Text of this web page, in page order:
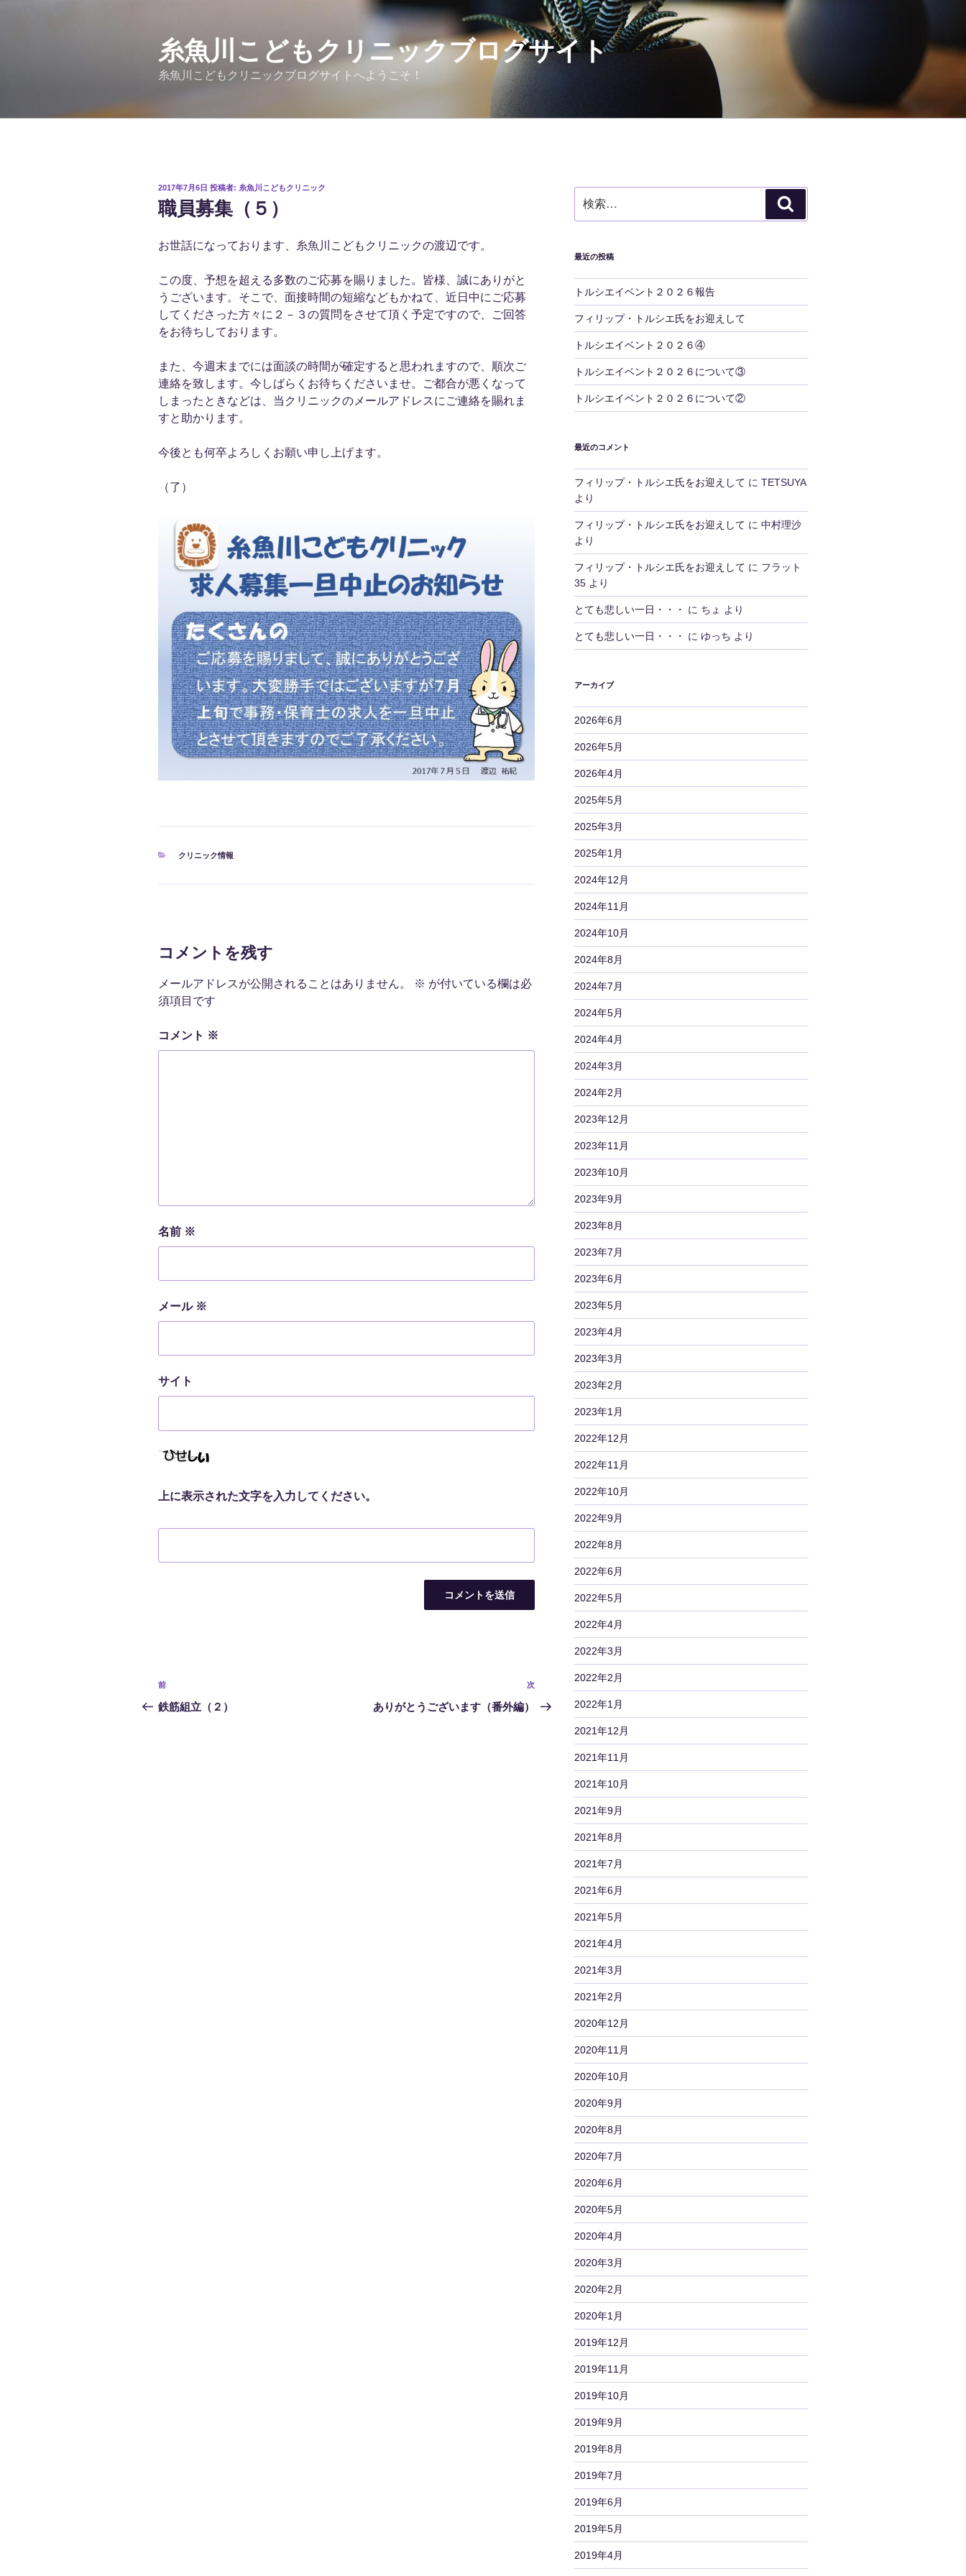
糸魚川こどもクリニックブログサイト
糸魚川こどもクリニックブログサイトへようこそ！
投
稿
日:
2017年7月6日 投稿者: 糸魚川こどもクリニック
職員募集（５）
お世話になっております、糸魚川こどもクリニックの渡辺です。
この度、予想を超える多数のご応募を賜りました。皆様、誠にありがと
うございます。そこで、面接時間の短縮などもかねて、近日中にご応募
してくださった方々に２－３の質問をさせて頂く予定ですので、ご回答
をお待ちしております。
また、今週末までには面談の時間が確定すると思われますので、順次ご
連絡を致します。今しばらくお待ちくださいませ。ご都合が悪くなって
しまったときなどは、当クリニックのメールアドレスにご連絡を賜れま
すと助かります。
今後とも何卒よろしくお願い申し上げます。
（了）
カ
クリニック情報
コメントを残す
メールアドレスが公開されることはありません。 ※ が付いている欄は必
須項目です
コメント ※
名前 ※
メール ※
サイト
上に表示された文字を入力してください。
投
稿
前
の
前
鉄筋組立（２）
次
の
次
ありがとうございます（番外編）
索:
索
最近の投稿
トルシエイベント２０２６報告
フィリップ・トルシエ氏をお迎えして
トルシエイベント２０２６④
トルシエイベント２０２６について③
トルシエイベント２０２６について②
最近のコメント
フィリップ・トルシエ氏をお迎えして に TETSUYA
より
フィリップ・トルシエ氏をお迎えして に 中村理沙
より
フィリップ・トルシエ氏をお迎えして に フラット
35より
とても悲しい一日・・・ に ちょ より
とても悲しい一日・・・ に ゆっち より
アーカイブ
2026年6月
2026年5月
2026年4月
2025年5月
2025年3月
2025年1月
2024年12月
2024年11月
2024年10月
2024年8月
2024年7月
2024年5月
2024年4月
2024年3月
2024年2月
2023年12月
2023年11月
2023年10月
2023年9月
2023年8月
2023年7月
2023年6月
2023年5月
2023年4月
2023年3月
2023年2月
2023年1月
2022年12月
2022年11月
2022年10月
2022年9月
2022年8月
2022年6月
2022年5月
2022年4月
2022年3月
2022年2月
2022年1月
2021年12月
2021年11月
2021年10月
2021年9月
2021年8月
2021年7月
2021年6月
2021年5月
2021年4月
2021年3月
2021年2月
2020年12月
2020年11月
2020年10月
2020年9月
2020年8月
2020年7月
2020年6月
2020年5月
2020年4月
2020年3月
2020年2月
2020年1月
2019年12月
2019年11月
2019年10月
2019年9月
2019年8月
2019年7月
2019年6月
2019年5月
2019年4月